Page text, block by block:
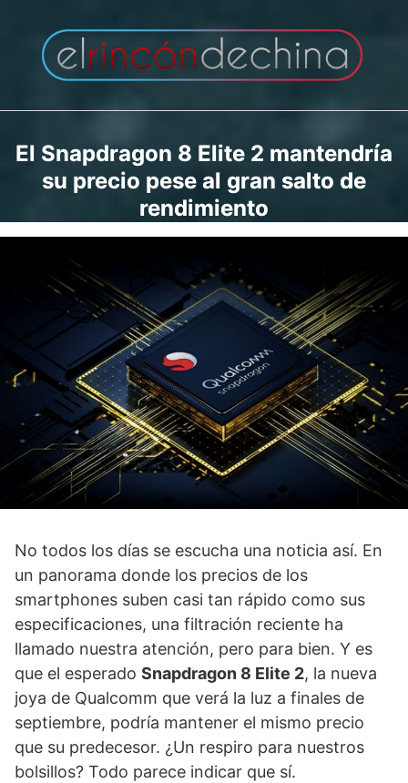
contenido
El Snapdragon 8 Elite 2 mantendría
su precio pese al gran salto de
rendimiento
No todos los días se escucha una noticia así. En
un panorama donde los precios de los
smartphones suben casi tan rápido como sus
especificaciones, una filtración reciente ha
llamado nuestra atención, pero para bien. Y es
que el esperado Snapdragon 8 Elite 2, la nueva
joya de Qualcomm que verá la luz a finales de
septiembre, podría mantener el mismo precio
que su predecesor. ¿Un respiro para nuestros
bolsillos? Todo parece indicar que sí.